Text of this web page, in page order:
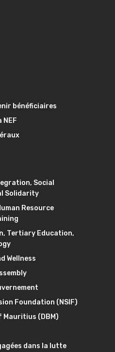
bénéficiaires
Social
Solidarity
Resource
Tertiary Education,
Wellness
Foundation (NSIF)
Mauritius (DBM)
dans la lutte